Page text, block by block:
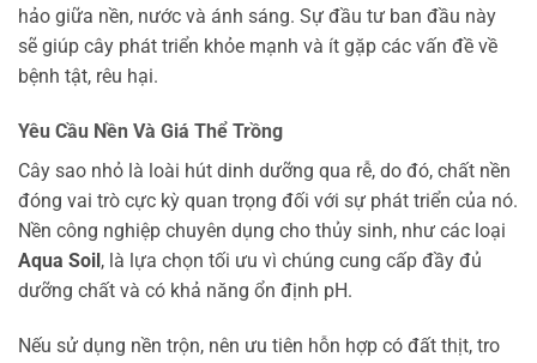
hảo giữa nền, nước và ánh sáng. Sự đầu tư ban đầu này
sẽ giúp cây phát triển khỏe mạnh và ít gặp các vấn đề về
bệnh tật, rêu hại.
Yêu Cầu Nền Và Giá Thể Trồng
Cây sao nhỏ là loài hút dinh dưỡng qua rễ, do đó, chất nền
đóng vai trò cực kỳ quan trọng đối với sự phát triển của nó.
Nền công nghiệp chuyên dụng cho thủy sinh, như các loại
Aqua Soil , là lựa chọn tối ưu vì chúng cung cấp đầy đủ
dưỡng chất và có khả năng ổn định pH.
Nếu sử dụng nền trộn, nên ưu tiên hỗn hợp có đất thịt, tro